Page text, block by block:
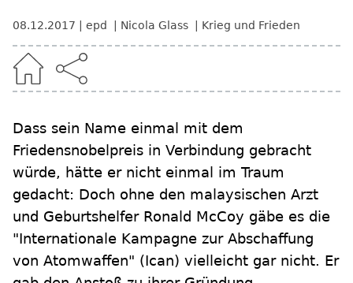
08.12.2017 epd Nicola Glass Krieg und Frieden
Dass sein Name einmal mit dem
Friedensnobelpreis in Verbindung gebracht
würde, hätte er nicht einmal im Traum
gedacht: Doch ohne den malaysischen Arzt
und Geburtshelfer Ronald McCoy gäbe es die
"Internationale Kampagne zur Abschaffung
von Atomwaffen" (Ican) vielleicht gar nicht. Er